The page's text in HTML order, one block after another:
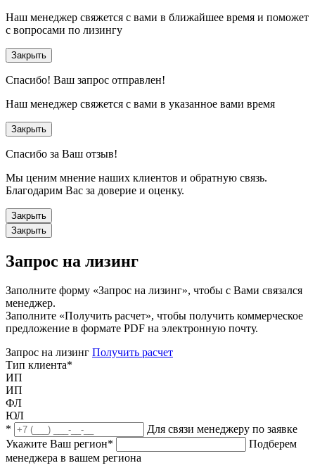
Наш менеджер свяжется с вами в ближайшее время и поможет
с вопросами по лизингу
Закрыть
Спасибо! Ваш запрос отправлен!
Наш менеджер свяжется с вами в указанное вами время
Закрыть
Спасибо за Ваш отзыв!
Мы ценим мнение наших клиентов и обратную связь.
Благодарим Вас за доверие и оценку.
Закрыть
Закрыть
Запрос на лизинг
Заполните форму «Запрос на лизинг», чтобы с Вами связался
менеджер.
Заполните «Получить расчет», чтобы получить коммерческое
предложение в формате PDF на электронную почту.
Запрос на лизинг Получить расчет
Тип клиента*
ИП
ИП
ФЛ
ЮЛ
*
Для связи менеджеру по заявке
Укажите Ваш регион*
Подберем
менеджера в вашем региона